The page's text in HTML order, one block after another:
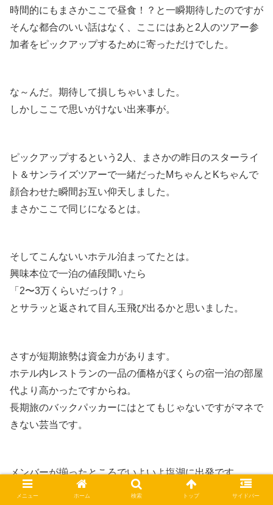
時間的にもまさかここで昼食！？と一瞬期待したのですが
そんな都合のいい話はなく、ここにはあと2人のツアー参
加者をピックアップするために寄っただけでした。
な～んだ。期待して損しちゃいました。
しかしここで思いがけない出来事が。
ピックアップするという2人、まさかの昨日のスターライ
ト＆サンライズツアーで一緒だったMちゃんとKちゃんで
顔合わせた瞬間お互い仰天しました。
まさかここで同じになるとは。
そしてこんないいホテル泊まってたとは。
興味本位で一泊の値段聞いたら
「2〜3万くらいだっけ？」
とサラッと返されて目ん玉飛び出るかと思いました。
さすが短期旅勢は資金力があります。
ホテル内レストランの一品の価格がぼくらの宿一泊の部屋
代より高かったですからね。
長期旅のバックパッカーにはとてもじゃないですがマネで
きない芸当です。
メンバーが揃ったところでいよいよ塩湖に出発です。
が、個人的にはおなかペコペコなので早くお昼が食べたい
メニュー ホーム 検索 トップ サイドバー